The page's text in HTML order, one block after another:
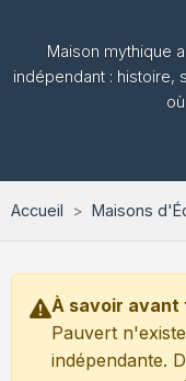
Maisons d'Édition
Maison mythique
indépendant : histoire,
Accueil Maisons
À savoir avant
Pauvert
indépendante.